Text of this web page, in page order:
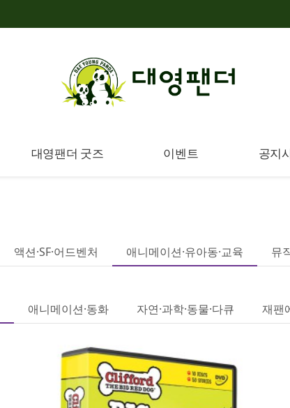
대영팬더 굿즈 이벤트 공지
액션·SF·어드벤처 애니메이션·유아동·교육 뮤
애니메이션·동화 자연·과학·동물·다큐 재팬